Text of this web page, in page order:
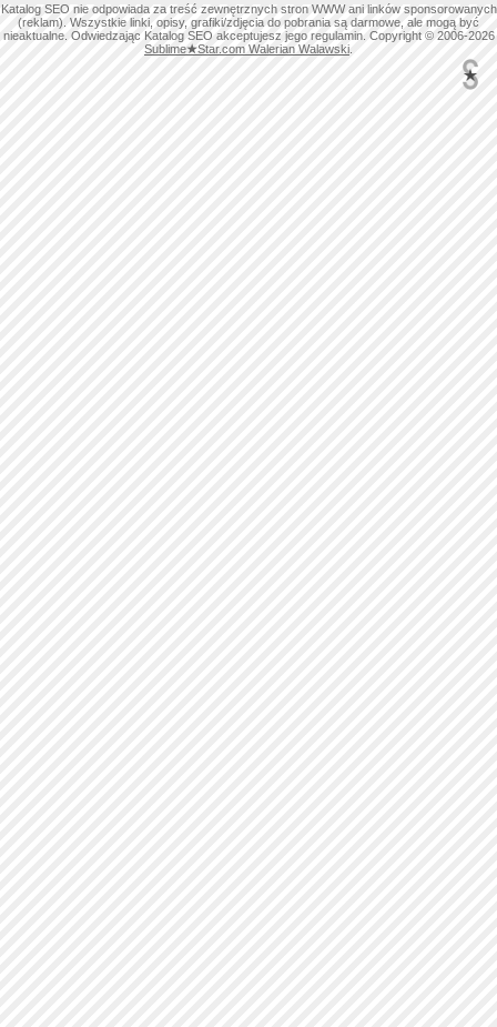
Katalog SEO nie odpowiada za treść zewnętrznych stron WWW ani linków sponsorowanych
(reklam). Wszystkie linki, opisy, grafiki/zdjęcia do pobrania są darmowe, ale mogą być
nieaktualne. Odwiedzając Katalog SEO akceptujesz jego regulamin. Copyright © 2006-2026
Sublime★Star.com Walerian Walawski